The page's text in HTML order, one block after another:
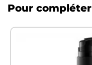
Pour compléter